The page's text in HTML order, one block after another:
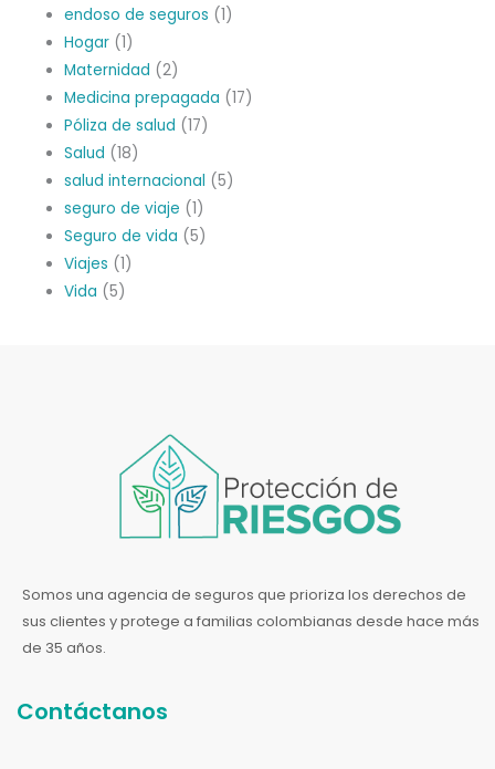
endoso de seguros (1)
Hogar (1)
Maternidad (2)
Medicina prepagada (17)
Póliza de salud (17)
Salud (18)
salud internacional (5)
seguro de viaje (1)
Seguro de vida (5)
Viajes (1)
Vida (5)
Somos una agencia de seguros que prioriza los derechos de
sus clientes y protege a familias colombianas desde hace más
de 35 años.
Contáctanos